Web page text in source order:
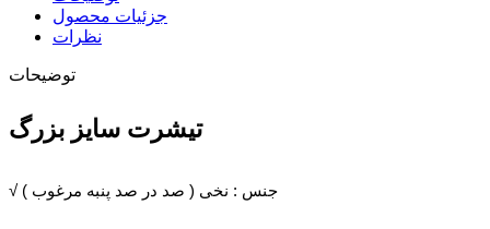
جزئیات محصول
نظرات
توضیحات
تیشرت سایز بزرگ